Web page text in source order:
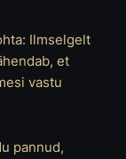
Ilmselgelt
et
vastu
pannud,